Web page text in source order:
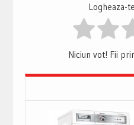
Logheaza-
Niciun vot! Fii